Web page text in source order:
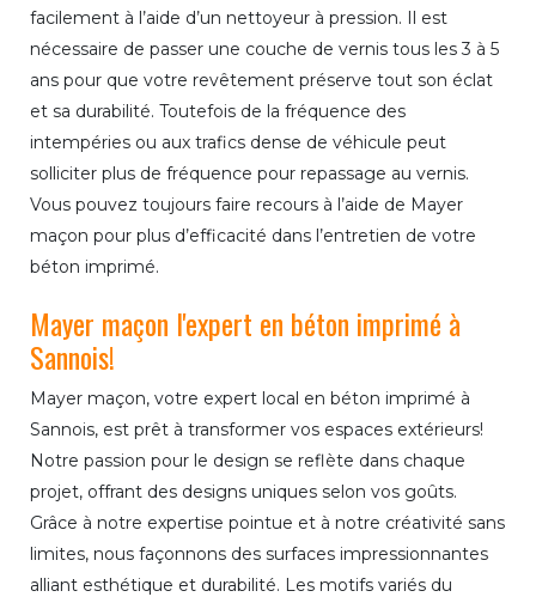
facilement à l’aide d’un nettoyeur à pression. Il est
nécessaire de passer une couche de vernis tous les 3 à 5
ans pour que votre revêtement préserve tout son éclat
et sa durabilité. Toutefois de la fréquence des
intempéries ou aux trafics dense de véhicule peut
solliciter plus de fréquence pour repassage au vernis.
Vous pouvez toujours faire recours à l’aide de Mayer
maçon pour plus d’efficacité dans l’entretien de votre
béton imprimé.
Mayer maçon l'expert en béton imprimé à
Sannois!
Mayer maçon, votre expert local en béton imprimé à
Sannois, est prêt à transformer vos espaces extérieurs!
Notre passion pour le design se reflète dans chaque
projet, offrant des designs uniques selon vos goûts.
Grâce à notre expertise pointue et à notre créativité sans
limites, nous façonnons des surfaces impressionnantes
alliant esthétique et durabilité. Les motifs variés du